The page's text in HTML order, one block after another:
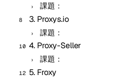
課題：
3. Proxys.io
課題：
4. Proxy-Seller
課題：
5. Froxy